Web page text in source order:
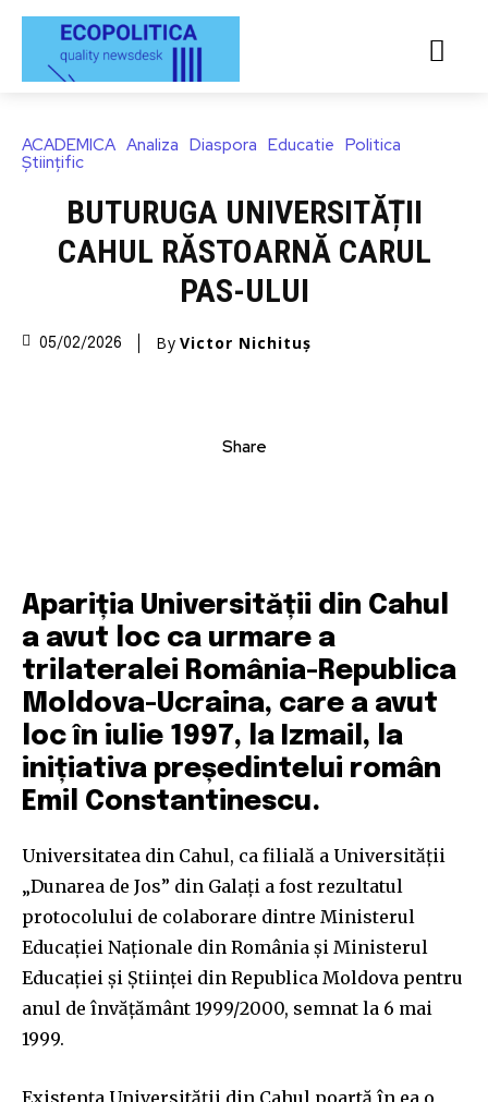
ACADEMICA Analiza Diaspora Educatie Politica
Științific
BUTURUGA UNIVERSITĂȚII
CAHUL RĂSTOARNĂ CARUL
PAS-ULUI
05/02/2026 By Victor Nichituș
Share
Apariția Universității din Cahul
a avut loc ca urmare a
trilateralei România-Republica
Moldova-Ucraina, care a avut
loc în iulie 1997, la Izmail, la
inițiativa președintelui român
Emil Constantinescu.
Universitatea din Cahul, ca filială a Universității
„Dunarea de Jos” din Galaţi a fost rezultatul
protocolului de colaborare dintre Ministerul
Educaţiei Naţionale din România şi Ministerul
Educaţiei şi Ştiinţei din Republica Moldova pentru
anul de învăţământ 1999/2000, semnat la 6 mai
1999.
Existența Universității din Cahul poartă în ea o